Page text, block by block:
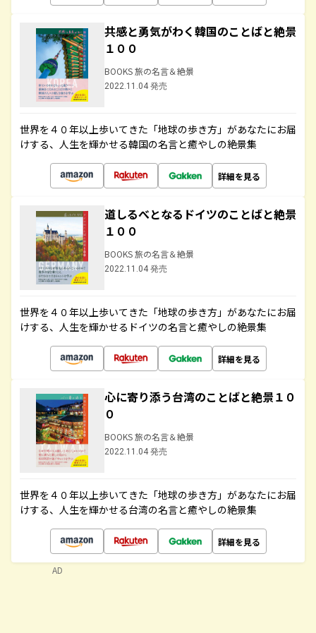
共感と勇気がわく韓国のことばと絶景
１００
BOOKS 旅の名言＆絶景
2022.11.04 発売
世界を４０年以上歩いてきた「地球の歩き方」があなたにお届
けする、人生を輝かせる韓国の名言と癒やしの絶景集
詳細を見る
道しるべとなるドイツのことばと絶景
１００
BOOKS 旅の名言＆絶景
2022.11.04 発売
世界を４０年以上歩いてきた「地球の歩き方」があなたにお届
けする、人生を輝かせるドイツの名言と癒やしの絶景集
詳細を見る
心に寄り添う台湾のことばと絶景１０
０
BOOKS 旅の名言＆絶景
2022.11.04 発売
世界を４０年以上歩いてきた「地球の歩き方」があなたにお届
けする、人生を輝かせる台湾の名言と癒やしの絶景集
詳細を見る
AD